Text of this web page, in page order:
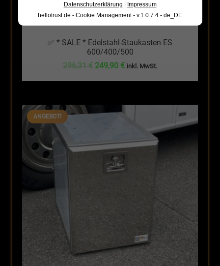
✅ * SALE * Edelstahl-Staukasten ES
600/400/500
296,31€ Ursprünglicher
296,31 €
249,90 €Aktueller
249,90 €.
inkl. MwSt.
ANGEBOT!
Datenschutzerklärung | Impressum
hellotrust.de - Cookie Management - v.1.0.7.4 - de_DE